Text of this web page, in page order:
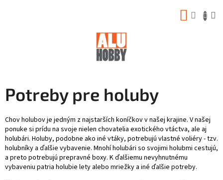
Potreby pre holuby
Chov holubov je jedným z najstarších koníčkov v našej krajine. V našej
ponuke si prídu na svoje nielen chovatelia exotického vtáctva, ale aj
holubári. Holuby, podobne ako iné vtáky, potrebujú vlastné voliéry - tzv.
holubníky a ďalšie vybavenie. Mnohí holubári so svojimi holubmi cestujú,
a preto potrebujú prepravné boxy. K ďalšiemu nevyhnutnému
vybaveniu patria holubie lety alebo mriežky a iné ďalšie potreby.